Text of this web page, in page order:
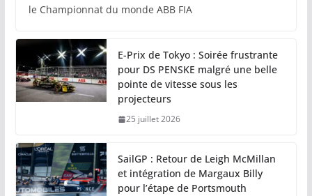
le Championnat du monde ABB FIA
E-Prix de Tokyo : Soirée frustrante
pour DS PENSKE malgré une belle
pointe de vitesse sous les
projecteurs
25 juillet 2026
SailGP : Retour de Leigh McMillan
et intégration de Margaux Billy
pour l’étape de Portsmouth